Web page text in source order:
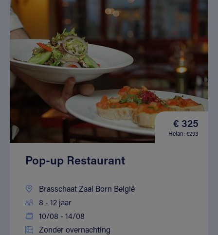
€ 325
Helan: €293
Pop-up Restaurant
Brasschaat Zaal Born België
8 - 12 jaar
10/08 - 14/08
Zonder overnachting